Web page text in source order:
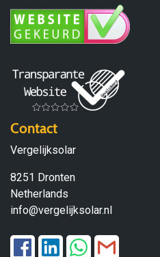
Contact
Vergelijksolar
8251 Dronten
Netherlands
info@vergelijksolar.nl